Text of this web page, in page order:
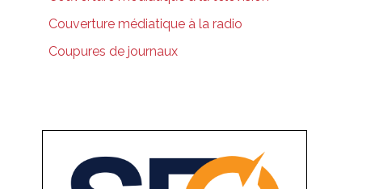
Couverture médiatique à la radio
Coupures de journaux